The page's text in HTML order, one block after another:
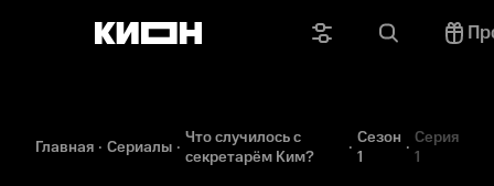
Главная Сериалы Что случилось с
секретарём Ким?
Сезон
1
Серия
1